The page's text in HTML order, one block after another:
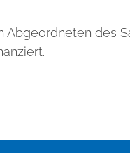
des